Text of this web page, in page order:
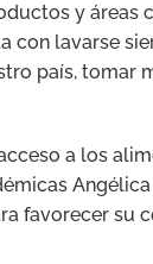
y áreas
con lavarse
país, tomar
a los
favorecer su